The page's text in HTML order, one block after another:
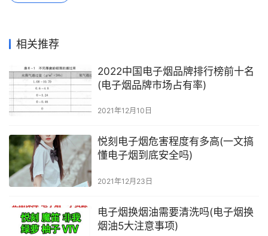
相关推荐
2022中国电子烟品牌排行榜前十名
(电子烟品牌市场占有率)
2021年12月10日
悦刻电子烟危害程度有多高(一文搞
懂电子烟到底安全吗)
2021年12月23日
电子烟换烟油需要清洗吗(电子烟换
烟油5大注意事项)